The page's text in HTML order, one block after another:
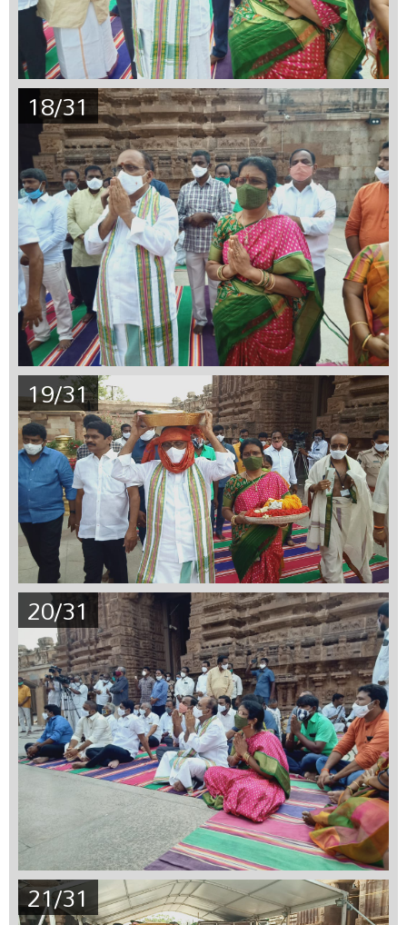
18/31
19/31
20/31
21/31